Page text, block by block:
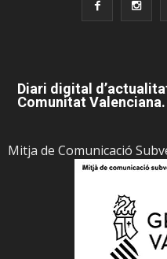
Diari digital
Comunitat Valenciana.
Mitja de Comunicació